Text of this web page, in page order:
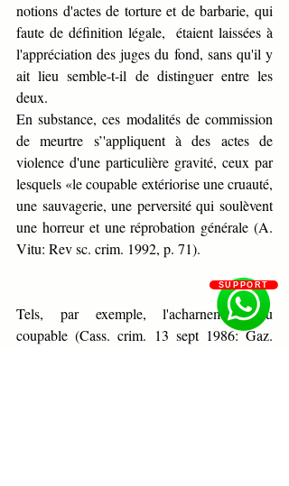
notions d'actes de torture et de barbarie, qui
faute de définition légale,  étaient laissées à
l'appréciation des juges du fond, sans qu'il y
ait lieu semble-t-il de distinguer entre les
deux.
En substance, ces modalités de commission
de meurtre s’'appliquent à des actes de
violence d'une particulière gravité, ceux par
lesquels «le coupable extériorise une cruauté,
une sauvagerie, une perversité qui soulèvent
une horreur et une réprobation générale (A.
Vitu: Rev sc. crim. 1992, p. 71).
Tels, par exemple, l'acharnement du
coupable (Cass. crim. 13 sept 1986: Gaz.
SUPPORT